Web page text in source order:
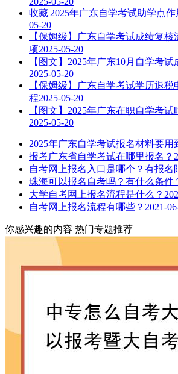
收藏|2025年广东自学考试助学点
05-20
【保姆级】广东自学考试成绩复核
项2025-05-20
【图文】2025年广东10月自学考
2025-05-20
【保姆级】广东自学考试学历退税
程2025-05-20
【图文】2025年广东在职自学考
2025-05-20
2025年广东自学考试报名材料要用
报考广东省自学考试在哪里报名？
自考网上报名入口是哪个？有报名
珠海可以报名自考吗？有什么条件
大学自考网上报名流程是什么？
自考网上报名流程有哪些？ 2021-
你感兴趣的内容 热门专题推荐